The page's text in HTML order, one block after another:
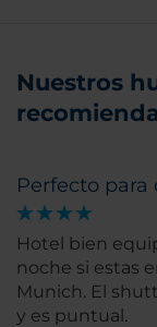
Nuestros
Perfecto para
Hotel bien
noche si estas
Munich. El
y es puntual.